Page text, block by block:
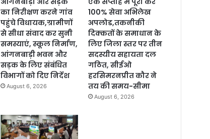
का निरीक्षण करने गांव
पहुंचे विधायक,ग्रामीणों
से सीधा संवाद कर सुनी
समस्याएं, स्कूल निर्माण,
आंगनबाड़ी भवन और
सड़क के लिए संबंधित
विभागों को दिए निर्देश
August 6, 2026
100% सेवा अभिलेख
अपलोड,तकनीकी
दिक्कतों के समाधान के
लिए जिला स्तर पर तीन
सदस्यीय सहायता दल
गठित, सीईओ
हरसिमरनप्रीत कौर ने
तय की समय-सीमा
August 6, 2026